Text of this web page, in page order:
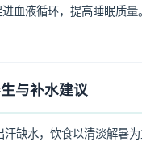
血液循环，提高睡眠质量。
与补水建议
汗缺水，饮食以清淡解暑